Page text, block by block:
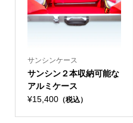
サンシンケース
サンシン２本収納可能な
アルミケース
¥15,400（税込）